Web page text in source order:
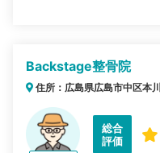
Backstage整骨院
住所：広島県広島市中区本
総合
評価